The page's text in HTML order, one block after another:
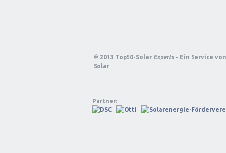
© 2013 Top50-Solar Experts - Ein Service von
Solar
Partner: